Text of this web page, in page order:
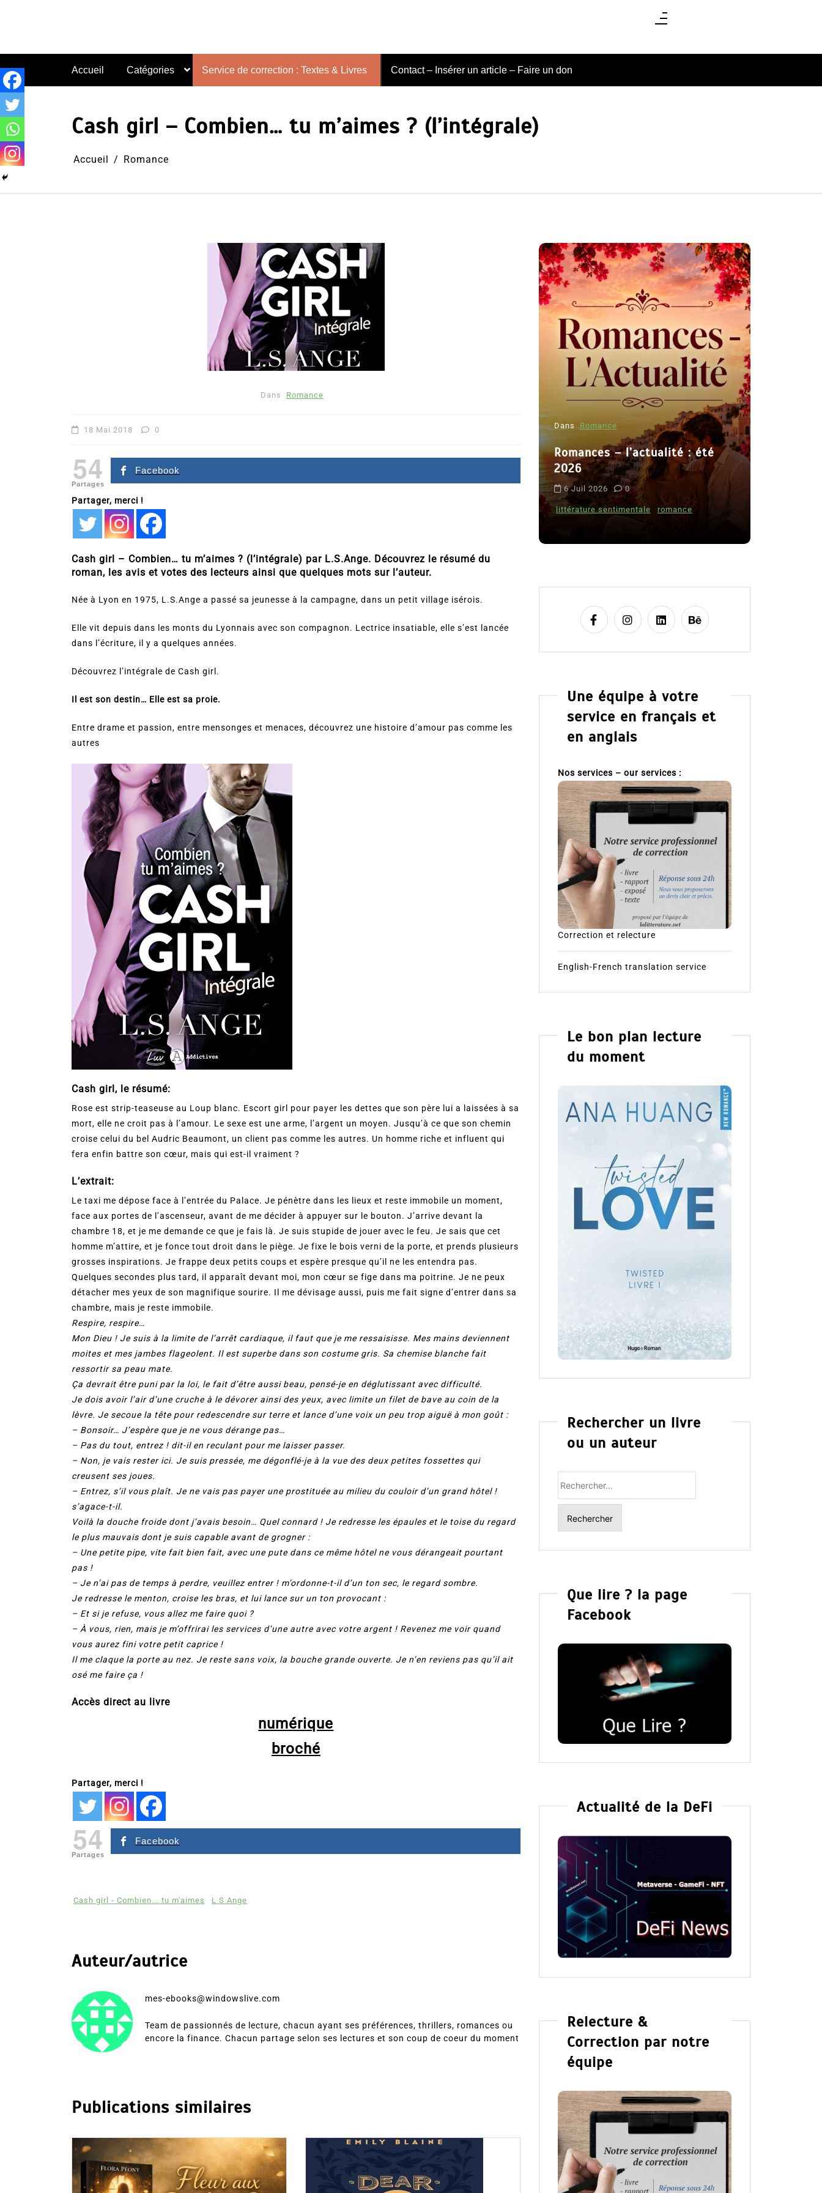
Accueil Catégories Service de correction : Textes & Livres Contact – Insérer un article – Faire un don
Cash girl – Combien… tu m’aimes ? (l’intégrale)
Accueil Romance
Dans Romance
18 Mai 2018 0
54
Partages
Facebook
Partager, merci !
Cash girl – Combien… tu m’aimes ? (l’intégrale) par L.S.Ange. Découvrez le résumé du
roman, les avis et votes des lecteurs ainsi que quelques mots sur l’auteur.
Née à Lyon en 1975, L.S.Ange a passé sa jeunesse à la campagne, dans un petit village isérois.
Elle vit depuis dans les monts du Lyonnais avec son compagnon. Lectrice insatiable, elle s’est lancée
dans l’écriture, il y a quelques années.
Découvrez l’intégrale de Cash girl.
Il est son destin… Elle est sa proie.
Entre drame et passion, entre mensonges et menaces, découvrez une histoire d’amour pas comme les
autres
Cash girl, le résumé:
Rose est strip-teaseuse au Loup blanc. Escort girl pour payer les dettes que son père lui a laissées à sa
mort, elle ne croit pas à l’amour. Le sexe est une arme, l’argent un moyen. Jusqu’à ce que son chemin
croise celui du bel Audric Beaumont, un client pas comme les autres. Un homme riche et influent qui
fera enfin battre son cœur, mais qui est-il vraiment ?
L’extrait:
Le taxi me dépose face à l’entrée du Palace. Je pénètre dans les lieux et reste immobile un moment,
face aux portes de l’ascenseur, avant de me décider à appuyer sur le bouton. J’arrive devant la
chambre 18, et je me demande ce que je fais là. Je suis stupide de jouer avec le feu. Je sais que cet
homme m’attire, et je fonce tout droit dans le piège. Je fixe le bois verni de la porte, et prends plusieurs
grosses inspirations. Je frappe deux petits coups et espère presque qu’il ne les entendra pas.
Quelques secondes plus tard, il apparaît devant moi, mon cœur se fige dans ma poitrine. Je ne peux
détacher mes yeux de son magnifique sourire. Il me dévisage aussi, puis me fait signe d’entrer dans sa
chambre, mais je reste immobile.
Respire, respire…
Mon Dieu ! Je suis à la limite de l’arrêt cardiaque, il faut que je me ressaisisse. Mes mains deviennent
moites et mes jambes flageolent. Il est superbe dans son costume gris. Sa chemise blanche fait
ressortir sa peau mate.
Ça devrait être puni par la loi, le fait d’être aussi beau, pensé-je en déglutissant avec difficulté.
Je dois avoir l’air d’une cruche à le dévorer ainsi des yeux, avec limite un filet de bave au coin de la
lèvre. Je secoue la tête pour redescendre sur terre et lance d’une voix un peu trop aiguë à mon goût :
– Bonsoir… J’espère que je ne vous dérange pas…
– Pas du tout, entrez ! dit-il en reculant pour me laisser passer.
– Non, je vais rester ici. Je suis pressée, me dégonflé-je à la vue des deux petites fossettes qui
creusent ses joues.
– Entrez, s’il vous plaît. Je ne vais pas payer une prostituée au milieu du couloir d’un grand hôtel !
s’agace-t-il.
Voilà la douche froide dont j’avais besoin… Quel connard ! Je redresse les épaules et le toise du regard
le plus mauvais dont je suis capable avant de grogner :
– Une petite pipe, vite fait bien fait, avec une pute dans ce même hôtel ne vous dérangeait pourtant
pas !
– Je n’ai pas de temps à perdre, veuillez entrer ! m’ordonne-t-il d’un ton sec, le regard sombre.
Je redresse le menton, croise les bras, et lui lance sur un ton provocant :
– Et si je refuse, vous allez me faire quoi ?
– À vous, rien, mais je m’offrirai les services d’une autre avec votre argent ! Revenez me voir quand
vous aurez fini votre petit caprice !
Il me claque la porte au nez. Je reste sans voix, la bouche grande ouverte. Je n’en reviens pas qu’il ait
osé me faire ça !
Accès direct au livre
numérique
broché
Partager, merci !
54
Partages
Facebook
Cash girl - Combien... tu m'aimes L S Ange
Auteur/autrice
mes-ebooks@windowslive.com
Team de passionnés de lecture, chacun ayant ses préférences, thrillers, romances ou
encore la finance. Chacun partage selon ses lectures et son coup de coeur du moment
Publications similaires
Dans Romance
2026
littérature sentimentale
Dans Thriller
Le coupable n’est pas Camille
Dans Romance
Romances – l’actualité : été
2026
6 Juil 2026 0
littérature sentimentale romance
Une équipe à votre
service en français et
en anglais
Nos services – our services :
Correction et relecture
English-French translation service
Le bon plan lecture
du moment
Rechercher un livre
ou un auteur
Que lire ? la page
Facebook
Actualité de la DeFi
Relecture &
Correction par notre
équipe